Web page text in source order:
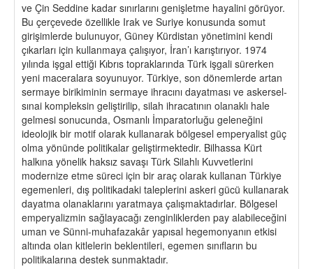
ve Çin Seddine kadar sınırlarını genişletme hayalini görüyor.
Bu çerçevede özellikle Irak ve Suriye konusunda somut
girişimlerde bulunuyor, Güney Kürdistan yönetimini kendi
çıkarları için kullanmaya çalışıyor, İran’ı karıştırıyor. 1974
yılında işgal ettiği Kıbrıs topraklarında Türk işgali sürerken
yeni maceralara soyunuyor. Türkiye, son dönemlerde artan
sermaye birikiminin sermaye ihracını dayatması ve askersel-
sınai kompleksin geliştirilip, silah ihracatının olanaklı hale
gelmesi sonucunda, Osmanlı İmparatorluğu geleneğini
ideolojik bir motif olarak kullanarak bölgesel emperyalist güç
olma yönünde politikalar geliştirmektedir. Bilhassa Kürt
halkına yönelik haksız savaşı Türk Silahlı Kuvvetlerini
modernize etme süreci için bir araç olarak kullanan Türkiye
egemenleri, dış politikadaki taleplerini askeri gücü kullanarak
dayatma olanaklarını yaratmaya çalışmaktadırlar. Bölgesel
emperyalizmin sağlayacağı zenginliklerden pay alabileceğini
uman ve Sünni-muhafazakâr yapısal hegemonyanın etkisi
altında olan kitlelerin beklentileri, egemen sınıfların bu
politikalarına destek sunmaktadır.